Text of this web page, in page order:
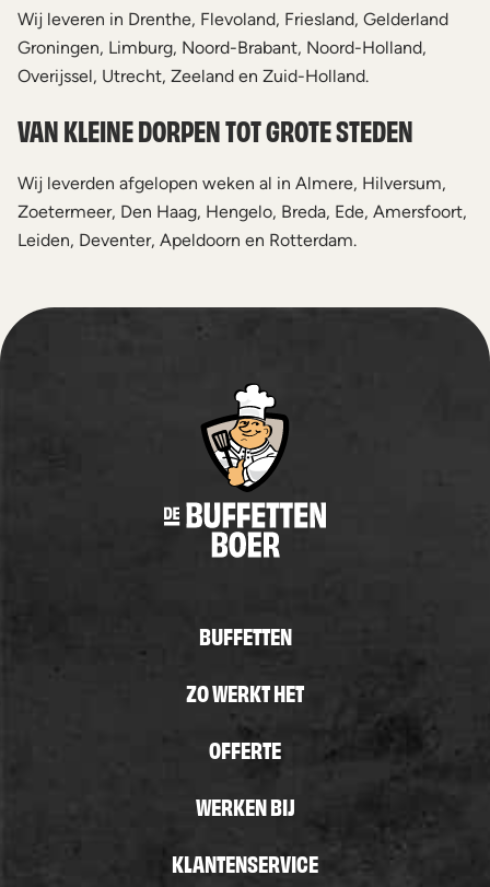
Wij leveren in Drenthe, Flevoland, Friesland, Gelderland
Groningen, Limburg, Noord-Brabant, Noord-Holland,
Overijssel, Utrecht, Zeeland en Zuid-Holland.
VAN KLEINE DORPEN TOT GROTE STEDEN
Wij leverden afgelopen weken al in Almere, Hilversum,
Zoetermeer, Den Haag, Hengelo, Breda, Ede, Amersfoort,
Leiden, Deventer, Apeldoorn en Rotterdam.
BUFFETTEN
ZO WERKT HET
OFFERTE
WERKEN BIJ
KLANTENSERVICE